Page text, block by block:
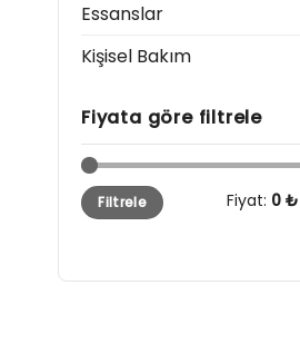
Essanslar
Kişisel Bakım
Fiyata göre filtrele
Filtrele Fiyat: 0 ₺